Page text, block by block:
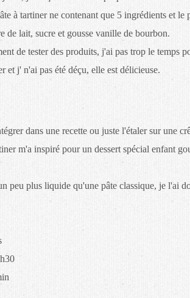
à tartiner ne contenant que 5 ingrédients et
de lait, sucre et gousse vanille de bourbon.
de tester des produits, j'ai pas trop le temps
et j' n'ai pas été déçu, elle est délicieuse.
dans une recette ou juste l'étaler sur une
m'a inspiré pour un dessert spécial enfant
peu plus liquide qu'une pâte classique, je l'ai